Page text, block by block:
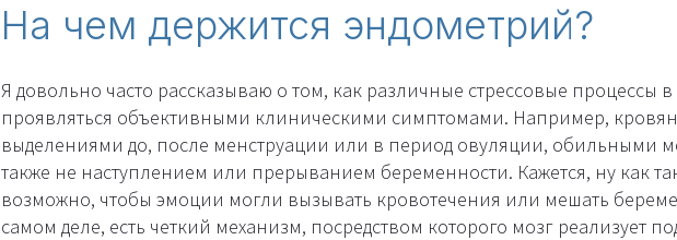
На чем держится эндометрий?
Я довольно часто рассказываю о том, как различные стрессовые процессы
проявляться объективными клиническими симптомами. Например,
выделениями до, после менструации или в период овуляции, обильными
также не наступлением или прерыванием беременности. Кажется, ну как
возможно, чтобы эмоции могли вызывать кровотечения или мешать
самом деле, есть четкий механизм, посредством которого мозг реализует